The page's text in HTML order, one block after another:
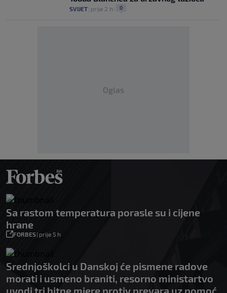
SVIJET prije 2 h 0
Oglas
Sa rastom temperatura porasle su i cijene
hrane
FORBES| prije 5 h
Srednjoškolci u Danskoj će pismene radove
morati i usmeno braniti, resorno ministartvo
uvodi tri hitne mjere protiv prevara uz pomoć